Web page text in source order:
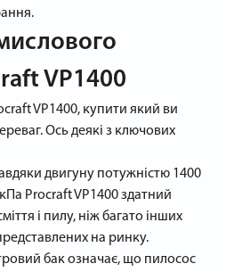
VP1400
VP1400, купити який ви
Ось деякі з ключових
двигуну потужністю 1400
Procraft VP1400 здатний
і пилу, ніж багато інших
на ринку.
бак означає, що пилосос